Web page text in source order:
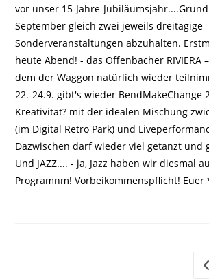
vor unser 15-Jahre-
September gleich zwei jeweils dreitägige
Sonderveranstaltungen abzuhalten.
heute Abend! - das Offenbacher RIVIERA
dem der Waggon natürlich wieder
22.-24.9. gibt's wieder BendMakeChange
Kreativität? mit der idealen Mischung
(im Digital Retro Park) und
Dazwischen darf wieder viel getanzt und
Und JAZZ.... - ja, Jazz haben wir diesmal
Programnm! Vorbeikommenspflicht! Euer